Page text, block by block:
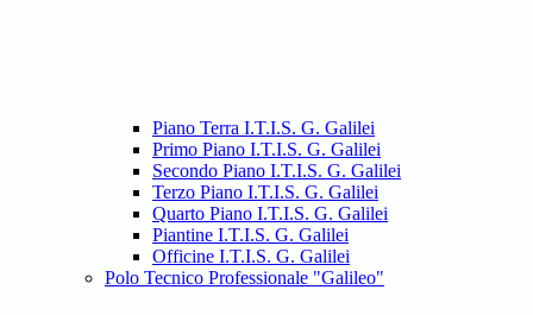
Piano Terra I.T.I.S. G. Galilei
Primo Piano I.T.I.S. G. Galilei
Secondo Piano I.T.I.S. G. Galilei
Terzo Piano I.T.I.S. G. Galilei
Quarto Piano I.T.I.S. G. Galilei
Piantine I.T.I.S. G. Galilei
Officine I.T.I.S. G. Galilei
Polo Tecnico Professionale "Galileo"